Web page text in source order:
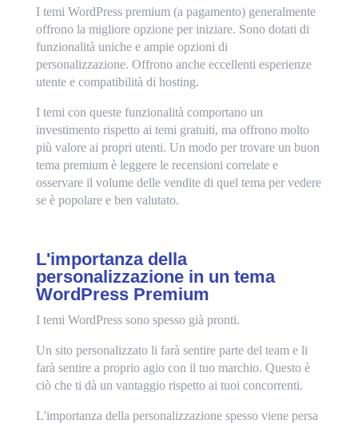
I temi WordPress premium (a pagamento) generalmente
offrono la migliore opzione per iniziare. Sono dotati di
funzionalità uniche e ampie opzioni di
personalizzazione. Offrono anche eccellenti esperienze
utente e compatibilità di hosting.
I temi con queste funzionalità comportano un
investimento rispetto ai temi gratuiti, ma offrono molto
più valore ai propri utenti. Un modo per trovare un buon
tema premium è leggere le recensioni correlate e
osservare il volume delle vendite di quel tema per vedere
se è popolare e ben valutato.
L'importanza della
personalizzazione in un tema
WordPress Premium
I temi WordPress sono spesso già pronti.
Un sito personalizzato li farà sentire parte del team e li
farà sentire a proprio agio con il tuo marchio. Questo è
ciò che ti dà un vantaggio rispetto ai tuoi concorrenti.
L'importanza della personalizzazione spesso viene persa